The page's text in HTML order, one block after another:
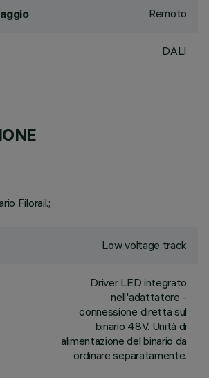
Remoto
DALI
Filorail.;
Low voltage track
Driver LED integrato
nell'adattatore -
connessione diretta sul
binario 48V. Unità di
alimentazione del binario da
ordinare separatamente.